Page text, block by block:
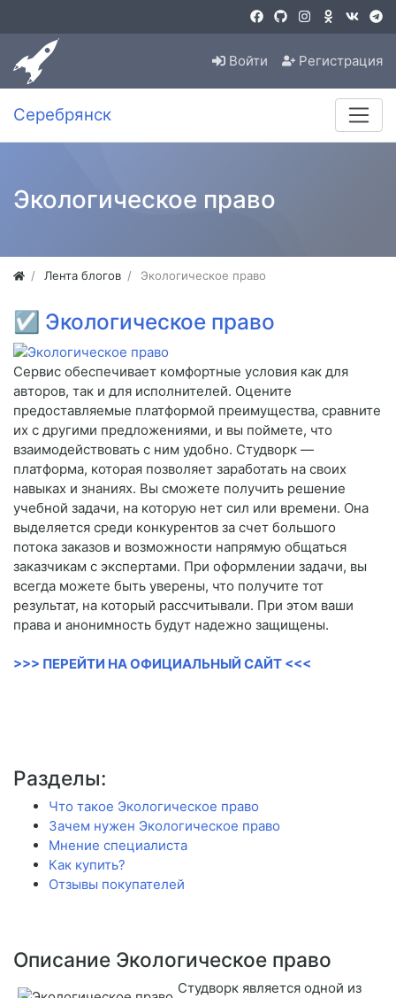
Войти Регистрация
Серебрянск
Экологическое право
Лента блогов Экологическое право
☑ Экологическое право
Сервис обеспечивает комфортные условия как для
авторов, так и для исполнителей. Оцените
предоставляемые платформой преимущества, сравните
их с другими предложениями, и вы поймете, что
взаимодействовать с ним удобно. Студворк —
платформа, которая позволяет заработать на своих
навыках и знаниях. Вы сможете получить решение
учебной задачи, на которую нет сил или времени. Она
выделяется среди конкурентов за счет большого
потока заказов и возможности напрямую общаться
заказчикам с экспертами. При оформлении задачи, вы
всегда можете быть уверены, что получите тот
результат, на который рассчитывали. При этом ваши
права и анонимность будут надежно защищены.
>>> ПЕРЕЙТИ НА ОФИЦИАЛЬНЫЙ САЙТ <<<
Разделы:
Что такое Экологическое право
Зачем нужен Экологическое право
Мнение специалиста
Как купить?
Отзывы покупателей
Описание Экологическое право
Студворк является одной из